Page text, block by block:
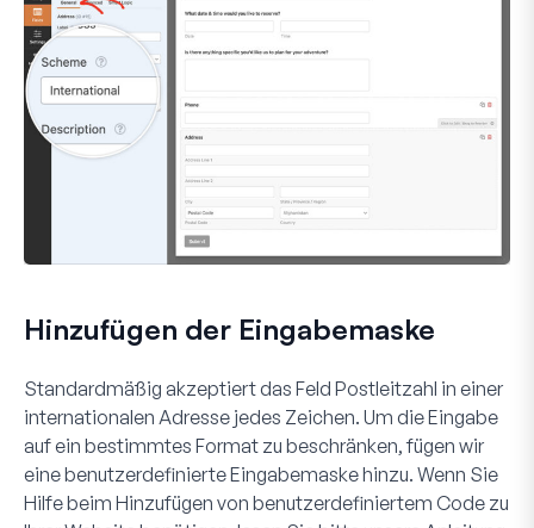
Hinzufügen der Eingabemaske
Standardmäßig akzeptiert das Feld Postleitzahl in einer
internationalen Adresse jedes Zeichen. Um die Eingabe
auf ein bestimmtes Format zu beschränken, fügen wir
eine benutzerdefinierte Eingabemaske hinzu. Wenn Sie
Hilfe beim Hinzufügen von benutzerdefiniertem Code zu